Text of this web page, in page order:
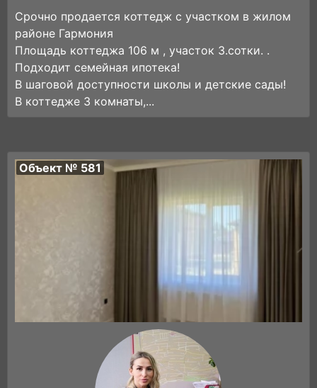
Срочно продается коттедж с участком в жилом
районе Гармония
Площадь коттеджа 106 м , участок 3.сотки. .
Подходит семейная ипотека!
В шаговой доступности школы и детские сады!
В коттедже 3 комнаты,...
Объект № 581